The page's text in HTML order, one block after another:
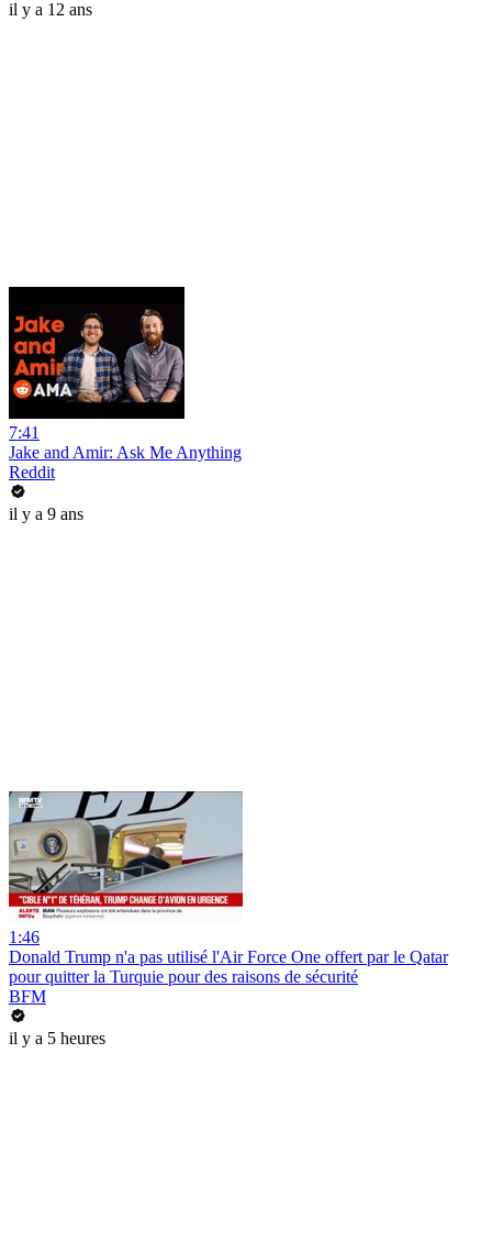
il y a 12 ans
7:41
Jake and Amir: Ask Me Anything
Reddit
il y a 9 ans
1:46
Donald Trump n'a pas utilisé l'Air Force One offert par le Qatar
pour quitter la Turquie pour des raisons de sécurité
BFM
il y a 5 heures